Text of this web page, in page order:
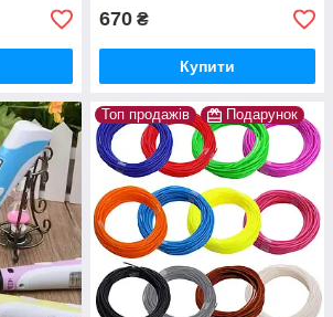
670 ₴
Купити
Топ продажів Подарунок